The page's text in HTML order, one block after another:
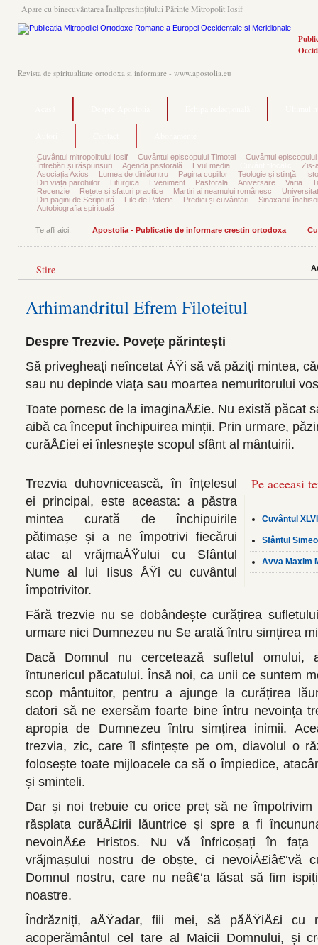
Apare cu binecuvântarea Înaltpresfinţitului Părinte Mitropolit Iosif
Revista de spiritualitate ortodoxa si informare - www.apostolia.eu
Cuvântul mitropolitului Iosif Cuvântul episcopului Timotei
Cuvântul episcopului
Întrebări și răspunsuri
Agenda pastorală Evul media
Zis-
Asociația Axios
Lumea de dinlăuntru Pagina copiilor Teologie și stiință
Din viața parohiilor
Liturgica Eveniment Pastorala Aniversare Varia
Recenzie
Rețete și sfaturi practice Martiri ai neamului românesc
Din pagini de Scriptură
File de Pateric Predici și cuvântări
Sinaxarul
Autobiografia spirituală
Te afli aici: Apostolia - Publicatie de informare crestin ortodoxa
Stire
Arhimandritul Efrem Filoteitul
Despre Trezvie. Povețe părintești
Să privegheați neîncetat ÅŸi să vă păziți mintea,
sau nu depinde viața sau moartea nemuritorului
Toate pornesc de la imaginaÅ£ie. Nu există păcat
aibă ca început închipuirea minții. Prin urmare,
curăÅ£iei ei înlesnește scopul sfânt al mântuirii.
Pe aceeasi
Cuvântul
Sfântul
Avva Maxim
Trezvia duhovnicească, în înțelesul
ei principal, este aceasta: a păstra
mintea curată de închipuirile
pătimașe și a ne împotrivi fiecărui
atac al vrăjmaÅŸului cu Sfântul
Nume al lui Iisus ÅŸi cu cuvântul
împotrivitor.
Fără trezvie nu se dobândește curățirea
urmare nici Dumnezeu nu Se arată întru simțirea
Dacă Domnul nu cercetează sufletul omului,
întunericul păcatului. Însă noi, ca unii ce suntem
scop mântuitor, pentru a ajunge la curățirea
datori să ne exersăm foarte bine întru nevoința
apropia de Dumnezeu întru simțirea inimii.
trezvia, zic, care îl sfințește pe om, diavolul o
folosește toate mijloacele ca să o împiedice,
și sminteli.
Dar și noi trebuie cu orice preț să ne împotrivim
răsplata curăÅ£irii lăuntrice și spre a fi
nevoinÅ£e Hristos. Nu vă înfricoșați în fața
vrăjmașului nostru de obște, ci nevoiÅ£iâ€‘vă
Domnul nostru, care nu neâ€‘a lăsat să fim
noastre.
Îndrăzniți, aÅŸadar, fiii mei, să păÅŸiÅ£i cu
acoperământul cel tare al Maicii Domnului, și